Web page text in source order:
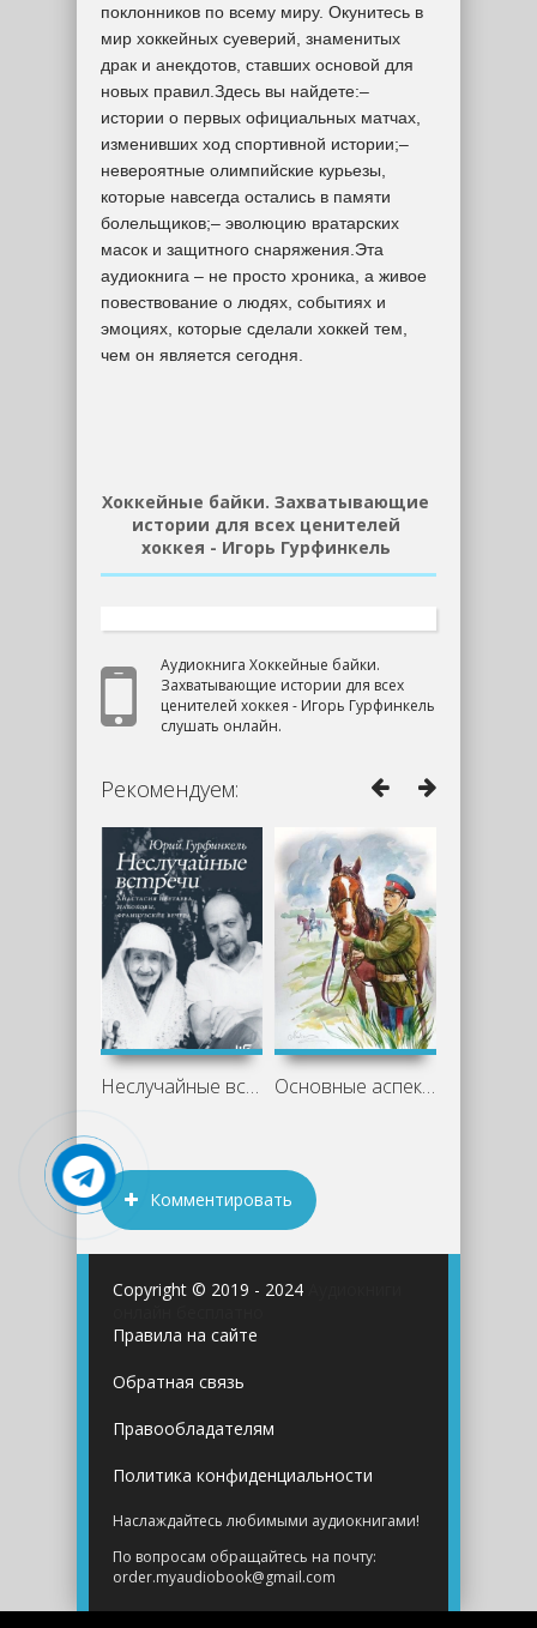
поклонников по всему миру. Окунитесь в
мир хоккейных суеверий, знаменитых
драк и анекдотов, ставших основой для
новых правил.Здесь вы найдете:–
истории о первых официальных матчах,
изменивших ход спортивной истории;–
невероятные олимпийские курьезы,
которые навсегда остались в памяти
болельщиков;– эволюцию вратарских
масок и защитного снаряжения.Эта
аудиокнига – не просто хроника, а живое
повествование о людях, событиях и
эмоциях, которые сделали хоккей тем,
чем он является сегодня.
Хоккейные байки. Захватывающие
истории для всех ценителей
хоккея - Игорь Гурфинкель
Аудиокнига Хоккейные байки.
Захватывающие истории для всех
ценителей хоккея - Игорь Гурфинкель
слушать онлайн.
Рекомендуем:
Неслучайные встречи. Анастасия Основные аспекты романа «Казачий крест»
Комментировать
Copyright © 2019 - 2024
Правила на сайте
Обратная связь
Правообладателям
Политика конфиденциальности
Наслаждайтесь любимыми аудиокнигами!
По вопросам обращайтесь на почту:
order.myaudiobook@gmail.com